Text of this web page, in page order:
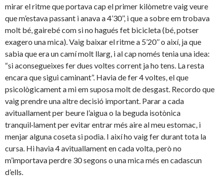
mirar el ritme que portava cap el primer kilòmetre vaig veure
que m’estava passant i anava a 4’30’’, i que a sobre em trobava
molt bé, gairebé com si no hagués fet bicicleta (bé, potser
exagero una mica). Vaig baixar el ritme a 5’20’’ o així, ja que
sabia que era un camí molt llarg, i al cap només tenia una idea:
“si aconsegueixes fer dues voltes corrent ja ho tens. La resta
encara que sigui caminant”. Havia de fer 4 voltes, el que
psicològicament a mi em suposa molt de desgast. Recordo que
vaig prendre una altre decisió important. Parar a cada
avituallament per beure l’aigua o la beguda isotònica
tranquil·lament per evitar entrar més aire al meu estomac, i
menjar alguna coseta si podia. I així ho vaig fer durant tota la
cursa. Hi havia 4 avituallament en cada volta, però no
m’importava perdre 30 segons o una mica més en cadascun
d’ells.